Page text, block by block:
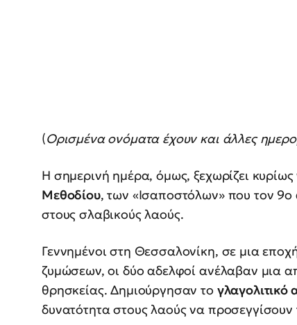
(Ορισμένα ονόματα έχουν και άλλες
Η σημερινή ημέρα, όμως, ξεχωρίζει
Μεθοδίου, των «Ισαποστόλων» που τον 9ο
στους σλαβικούς λαούς.
Γεννημένοι στη Θεσσαλονίκη, σε μια
ζυμώσεων, οι δύο αδελφοί ανέλαβαν μια
θρησκείας. Δημιούργησαν το γλαγολιτικό
δυνατότητα στους λαούς να